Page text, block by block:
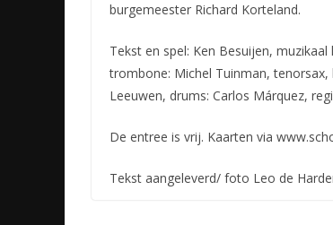
burgemeester Richard Korteland.
Tekst en spel: Ken Besuijen,
trombone: Michel Tuinman, tenorsax,
Leeuwen, drums: Carlos Márquez,
De entree is vrij. Kaarten via
Tekst aangeleverd/ foto Leo de